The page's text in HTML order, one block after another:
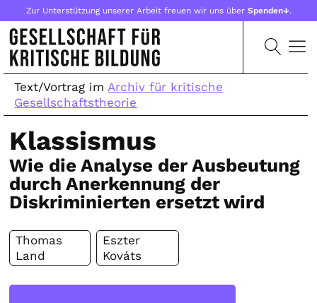
Zur Unterstützung unserer Arbeit freuen wir uns über Spenden↓.
Text/Vortrag imArchiv für kritische
Gesellschaftstheorie
Klassismus
Wie die Analyse der Ausbeutung
durch Anerkennung der
Diskriminierten ersetzt wird
Thomas
Land
Eszter
Kováts